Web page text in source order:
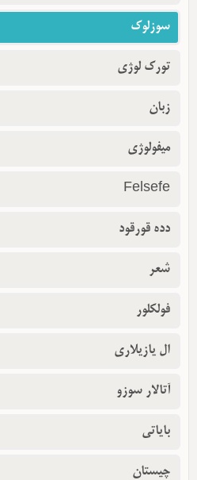
سوزلوک
تورک لوژی
زبان
میفولوژی
Felsefe
دده قورقود
شعر
فولکلور
ال یازیلاری
آتالار سوزو
بایاتی
چیستان